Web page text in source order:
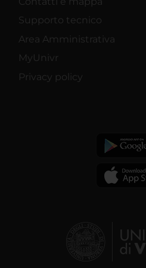
Supporto tecnico
Area Amministrativa
MyUnivr
Privacy policy